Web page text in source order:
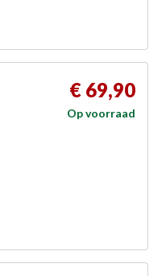
€ 69,90
Op voorraad